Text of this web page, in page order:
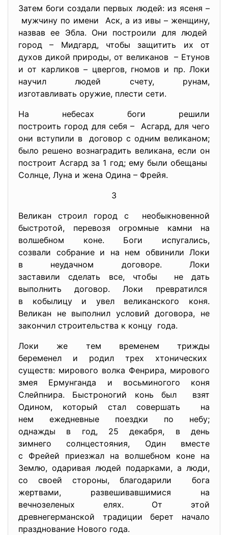
Затем боги создали первых людей: из ясеня –
мужчину по имени Аск, а из ивы – женщину,
назвав ее Эбла. Они построили для людей
город – Мидгард, чтобы защитить их от
духов дикой природы, от великанов – Етунов
и от карликов – цвергов, гномов и пр. Локи
научил людей счету, рунам,
изготавливать оружие, плести сети.
На небесах боги решили
построить город для себя – Асгард, для чего
они вступили в договор с одним великаном;
было решено вознаградить великана, если он
построит Асгард за 1 год; ему были обещаны
Солнце, Луна и жена Одина – Фрейя.
3
Великан строил город с необыкновенной
быстротой, перевозя огромные камни на
волшебном коне. Боги испугались,
созвали собрание и на нем обвинили Локи
в неудачном договоре. Локи
заставили сделать все, чтобы не дать
выполнить договор. Локи превратился
в кобылицу и увел великанского коня.
Великан не выполнил условий договора, не
закончил строительства к концу года.
Локи же тем временем трижды
беременел и родил трех хтонических
существ: мирового волка Фенрира, мирового
змея Ермунганда и восьминогого коня
Слейпнира. Быстроногий конь был взят
Одином, который стал совершать на
нем ежедневные поездки по небу;
однажды в год, 25 декабря, в день
зимнего солнцестояния, Один вместе
с Фрейей приезжал на волшебном коне на
Землю, одаривая людей подарками, а люди,
со своей стороны, благодарили бога
жертвами, развешивавшимися на
вечнозеленых елях. От этой
древнегерманской традиции берет начало
празднование Нового года.